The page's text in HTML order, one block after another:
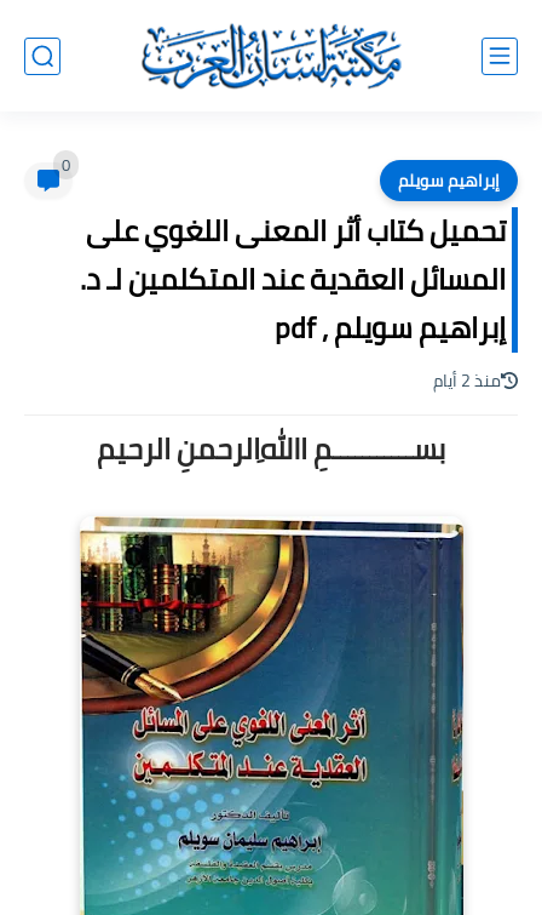
إبراهيم سويلم 0
تحميل كتاب أثر المعنى اللغوي على
المسائل العقدية عند المتكلمين لـ د.
إبراهيم سويلم , pdf
منذ 2 أيام
بســـــــــــمِ اﷲِالرحمنِ الرحيم